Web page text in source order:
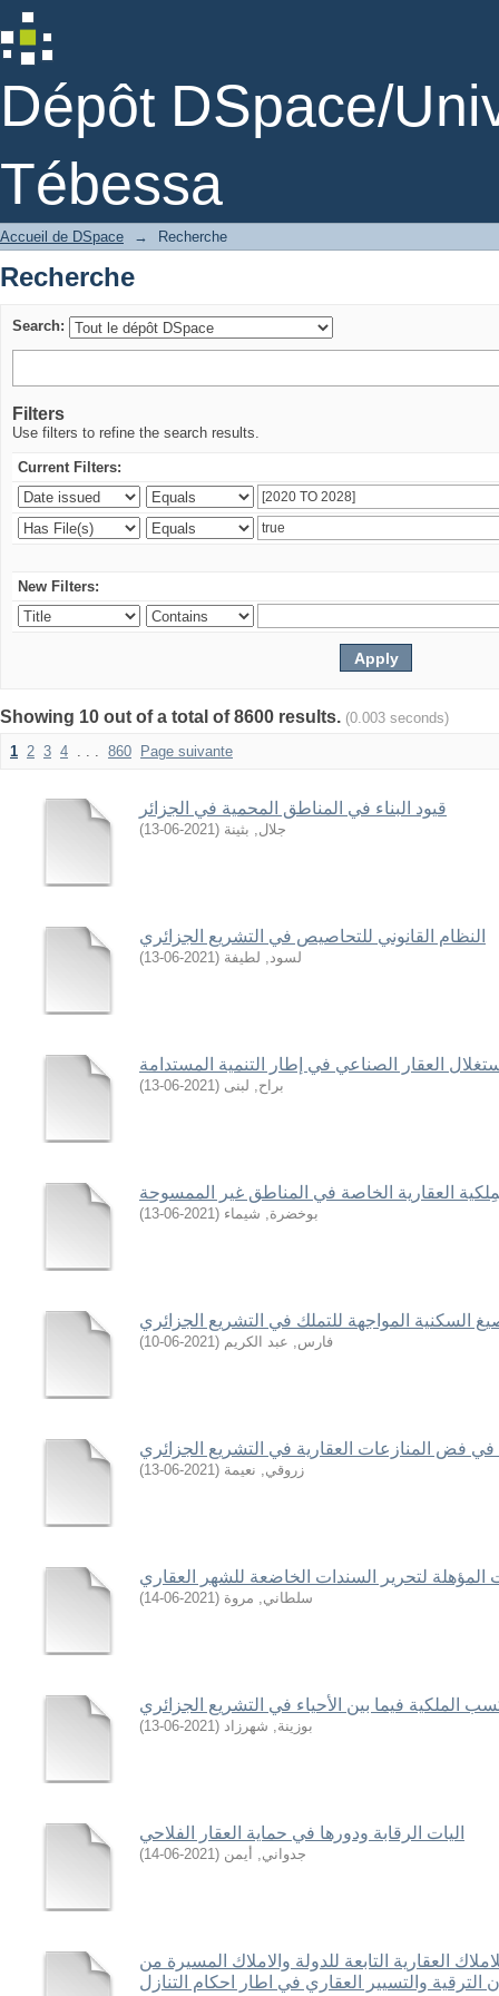
Dépôt DSpace/
Tébessa
Recherche
Accueil de DSpace → Recherche
Recherche
Search:
Filters
Use filters to refine the search results.
Current Filters:
New Filters:
Showing 10 out of a total of 8600 results. (0.003 seconds)
1 2 3 4 . . . 860 Page suivante
قيود البناء في المناطق المحمية في الجزائر
جلال, بثينة (
2021-06-13
)
النظام القانوني للتحاصيص في التشريع الجزائري
لسود, لطيفة (
2021-06-13
)
العقار الصناعي في إطار التنمية المستدامة
براح, لبنى (
2021-06-13
)
للمِلكية العقارية الخاصة في المناطق غير الممسوحة
بوخضرة, شيماء (
2021-06-13
)
السكنية المواجهة للتملك في التشريع الجزائري
فارس, عبد الكريم (
2021-06-10
)
فض المنازعات العقارية في التشريع الجزائري
زروقي, نعيمة (
2021-06-13
)
المؤهلة لتحرير السندات الخاضعة للشهر العقاري
سلطاني, مروة (
2021-06-14
)
الملكية فيما بين الأحياء في التشريع الجزائري
بوزينة, شهرزاد (
2021-06-13
)
اليات الرقابة ودورها في حماية العقار الفلاحي
جدواني, أيمن (
2021-06-14
)
العقارية التابعة للدولة والاملاك المسيرة من